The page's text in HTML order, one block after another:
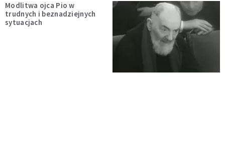
Modlitwa ojca Pio w
trudnych i beznadziejnych
sytuacjach